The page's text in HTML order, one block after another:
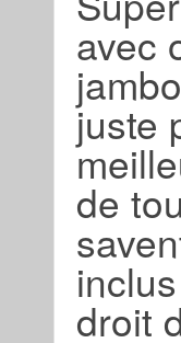
avec
juste
de
droit